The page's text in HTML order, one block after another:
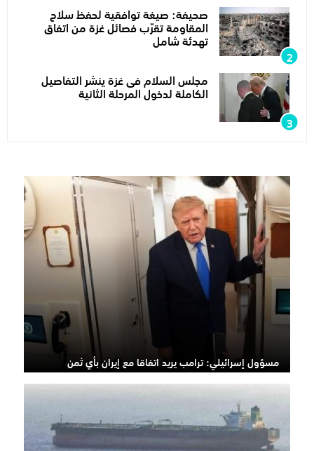
صحيفة: صيغة توافقية لحفظ سلاح
المقاومة تقرّب فصائل غزة من اتفاق
تهدئة شامل
مجلس السلام فى غزة ينشر التفاصيل
الكاملة لدخول المرحلة الثانية
مسؤول إسرائيلي: ترامب يريد اتفاقا مع إيران بأي ثمن